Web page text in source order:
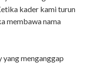
kader kami turun
membawa nama
menganggap